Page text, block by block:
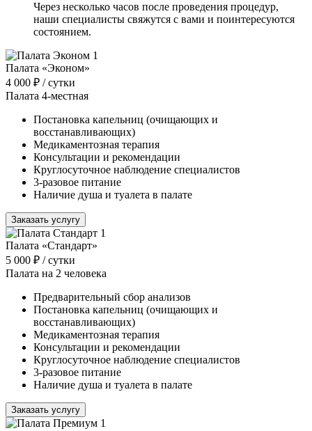
Через несколько часов после проведения процедур,
наши специалисты свяжутся с вами и поинтересуются
состоянием.
Палата «Эконом»
4 000 ₽ / сутки
Палата 4-местная
Постановка капельниц (очищающих и
восстанавливающих)
Медикаментозная терапия
Консультации и рекомендации
Круглосуточное наблюдение специалистов
3-разовое питание
Наличие душа и туалета в палате
Заказать услугу
Палата «Стандарт»
5 000 ₽ / сутки
Палата на 2 человека
Предварительный сбор анализов
Постановка капельниц (очищающих и
восстанавливающих)
Медикаментозная терапия
Консультации и рекомендации
Круглосуточное наблюдение специалистов
3-разовое питание
Наличие душа и туалета в палате
Заказать услугу